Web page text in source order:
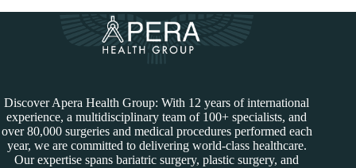
Discover Apera Health Group: With 12 years of international
experience, a multidisciplinary team of 100+ specialists, and
over 80,000 surgeries and medical procedures performed each
year, we are committed to delivering world-class healthcare.
Our expertise spans bariatric surgery, plastic surgery, and